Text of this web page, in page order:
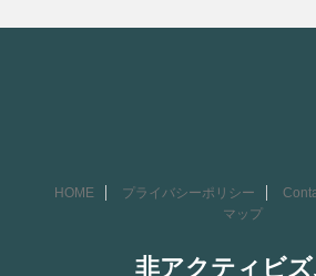
HOME プライバシーポリシー
マップ
非アクティビズ